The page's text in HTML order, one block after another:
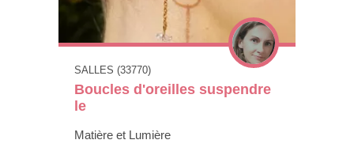
SALLES (33770)
Boucles d'oreilles suspendre
le
Matière et Lumière